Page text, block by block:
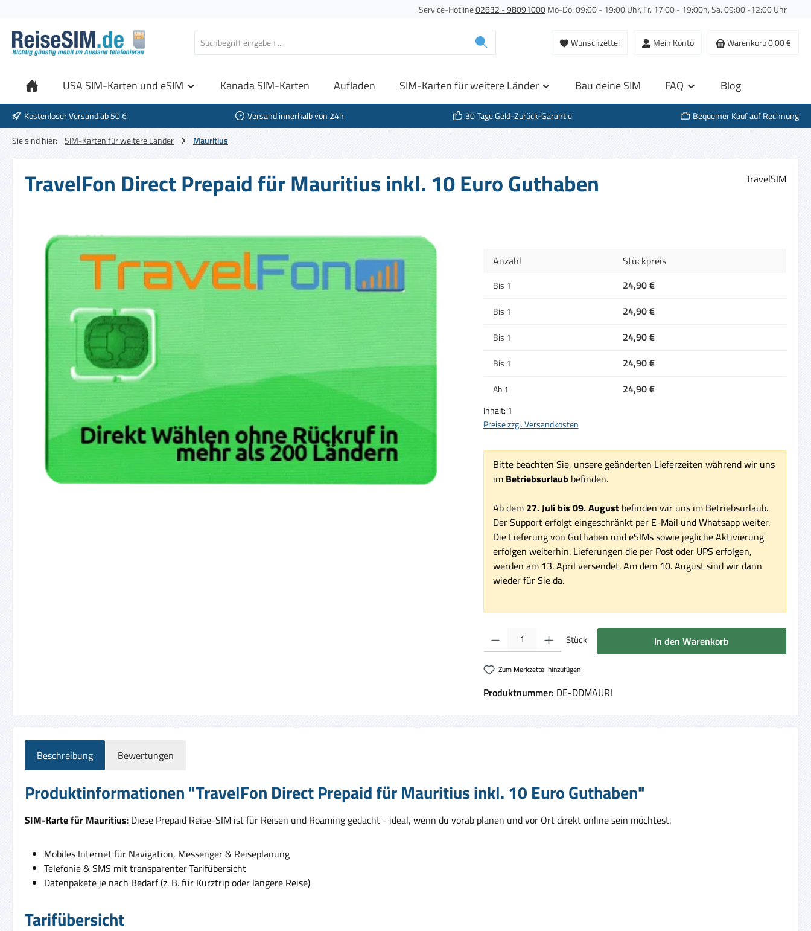
Service-Hotline02832 - 98091000Mo-Do. 09:00 - 19:00 Uhr, Fr. 17:00 - 19:00h, Sa. 09:00 -12:00 Uhr
Wunschzettel Mein Konto Warenkorb0,00 €
USA SIM-Karten und eSIM Kanada SIM-Karten Aufladen SIM-Karten für weitere Länder Bau deine SIM FAQ Blog
Kostenloser Versand ab 50 € Versand innerhalb von 24h 30 Tage Geld-Zurück-Garantie
Bequemer Kauf auf Rechnung
Sie sind hier:
SIM-Karten für weitere Länder Mauritius
TravelFon Direct Prepaid für Mauritius inkl. 10 Euro Guthaben TravelSIM
Bildergalerie überspringen
Anzahl
Stückpreis
Bis 1 24,90 €
Bis 1 24,90 €
Bis 1 24,90 €
Bis 1 24,90 €
Ab1 24,90 €
Inhalt: 1
Preise zzgl. Versandkosten
Bitte beachten Sie, unsere geänderten Lieferzeiten während wir uns
im Betriebsurlaub befinden.
Ab dem 27. Juli bis 09. Augustbefinden wir uns im Betriebsurlaub.
Der Support erfolgt eingeschränkt per E-Mail und Whatsapp weiter.
Die Lieferung von Guthaben und eSIMs sowie jegliche Aktivierung
erfolgen weiterhin. Lieferungen die per Post oder UPS erfolgen,
werden am 13. April versendet. Am dem 10. August sind wir dann
wieder für Sie da.
Produkt Anzahl: Gib den gewünschten Wert ein oder benutze die Schaltflächen um die
Stück In den Warenkorb
Zum Merkzettel hinzufügen
Produktnummer: DE-DDMAURI
Beschreibung Bewertungen
Produktinformationen "TravelFon Direct Prepaid für Mauritius inkl. 10 Euro Guthaben"
SIM-Karte für Mauritius: Diese Prepaid Reise-SIM ist für Reisen und Roaming gedacht - ideal, wenn du vorab planen und vor Ort direkt online sein möchtest.
Mobiles Internet für Navigation, Messenger & Reiseplanung
Telefonie & SMS mit transparenter Tarifübersicht
Datenpakete je nach Bedarf (z. B. für Kurztrip oder längere Reise)
Tarifübersicht